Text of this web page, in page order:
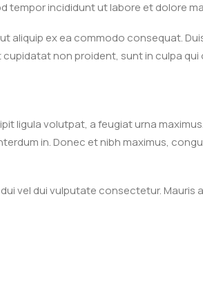
tempor incididunt ut labore et dolore
aliquip ex ea commodo consequat.
non proident, sunt in culpa
ligula volutpat, a feugiat urna
in. Donec et nibh maximus,
vel dui vulputate consectetur.